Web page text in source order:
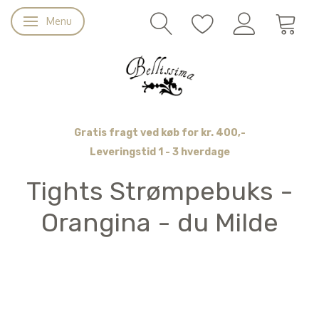
Skifte navigation
Menu
Gratis fragt ved køb for kr. 400,-
Leveringstid 1 - 3 hverdage
Tights Strømpebuks -
Orangina - du Milde